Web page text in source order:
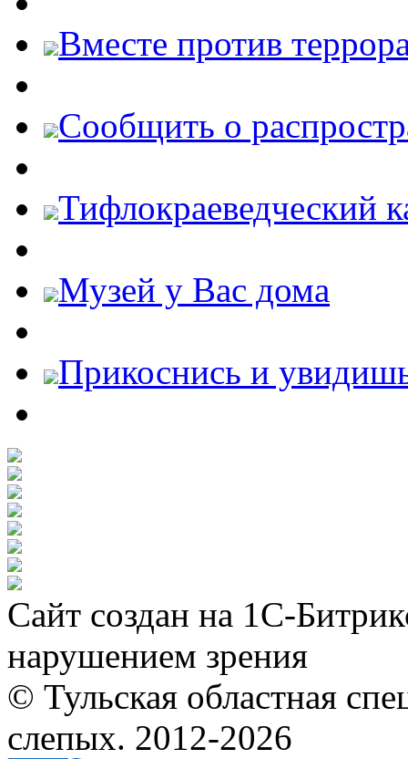
Вместе против
Cообщить о
Тифлокраеведческий
Музей у Вас дома
Прикоснись и
Сайт создан на 1С-
нарушением зрения
© Тульская областная
слепых. 2012-2026